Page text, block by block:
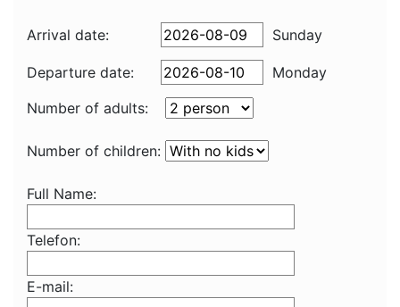
Arrival date: Sunday
Departure date:
Monday
Number of adults:
Number of children:
Full Name:
Telefon:
E-mail: